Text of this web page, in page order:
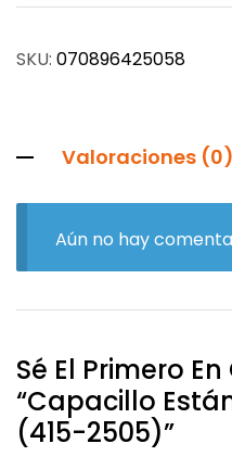
SKU: 070896425058
Valoraciones (0)
Aún no hay
Sé El Primero
“Capacillo
(415-2505)”